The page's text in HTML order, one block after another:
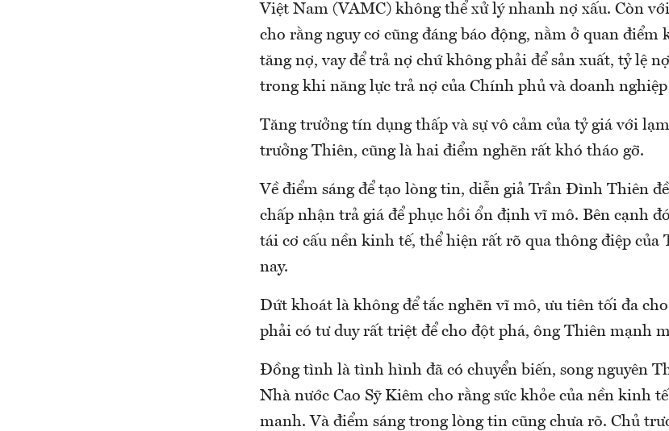
Việt Nam (VAMC) không thể xử lý nhanh nợ xấu. Còn
cho rằng nguy cơ cũng đáng báo động, nằm ở quan điểm
tăng nợ, vay để trả nợ chứ không phải để sản xuất, tỷ lệ
trong khi năng lực trả nợ của Chính phủ và doanh nghiệp
Tăng trưởng tín dụng thấp và sự vô cảm của tỷ giá với
trưởng Thiên, cũng là hai điểm nghẽn rất khó tháo gỡ.
Về điểm sáng để tạo lòng tin, diễn giả Trần Đình Thiên
chấp nhận trả giá để phục hồi ổn định vĩ mô. Bên cạnh
tái cơ cấu nền kinh tế, thể hiện rất rõ qua thông điệp của
nay.
Dứt khoát là không để tắc nghẽn vĩ mô, ưu tiên tối đa
phải có tư duy rất triệt để cho đột phá, ông Thiên mạnh
Đồng tình là tình hình đã có chuyển biến, song nguyên
Nhà nước Cao Sỹ Kiêm cho rằng sức khỏe của nền kinh
manh. Và điểm sáng trong lòng tin cũng chưa rõ. Chủ